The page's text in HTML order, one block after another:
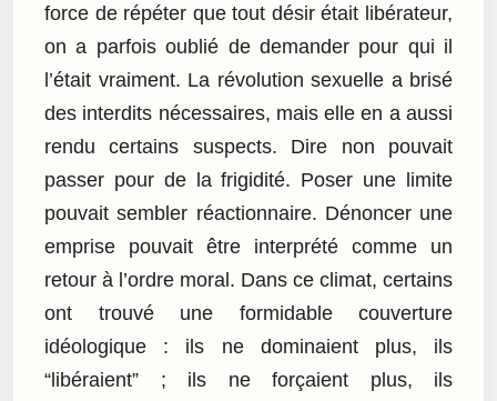
force de répéter que tout désir était libérateur,
on a parfois oublié de demander pour qui il
l’était vraiment. La révolution sexuelle a brisé
des interdits nécessaires, mais elle en a aussi
rendu certains suspects. Dire non pouvait
passer pour de la frigidité. Poser une limite
pouvait sembler réactionnaire. Dénoncer une
emprise pouvait être interprété comme un
retour à l’ordre moral. Dans ce climat, certains
ont trouvé une formidable couverture
idéologique : ils ne dominaient plus, ils
“libéraient” ; ils ne forçaient plus, ils